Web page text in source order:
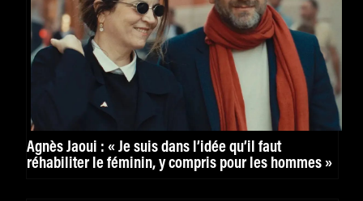
Agnès Jaoui : « Je suis dans l’idée qu’il faut
réhabiliter le féminin, y compris pour les hommes »